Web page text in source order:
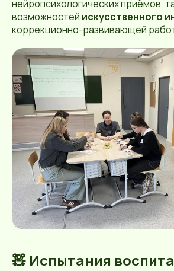
нейропсихологических приёмов,
возможностей искусственного
коррекционно-развивающей
🧸 Испытания